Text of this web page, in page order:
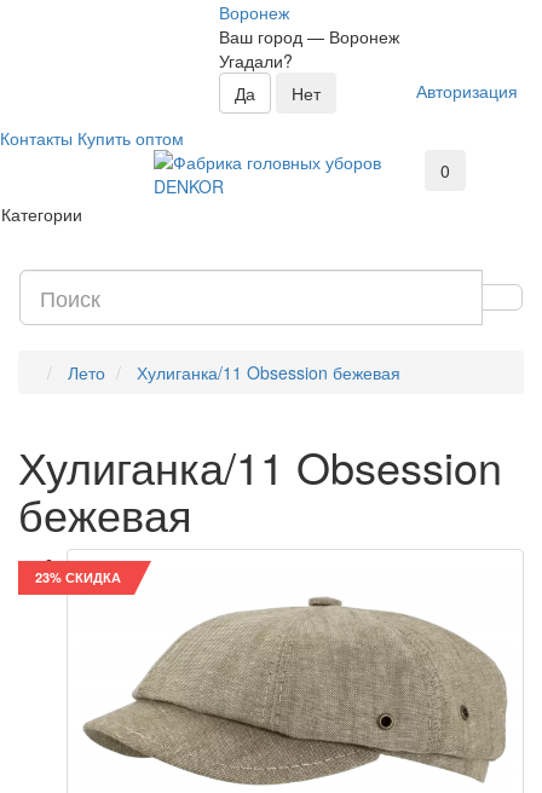
Воронеж
Ваш город — Воронеж
Угадали?
Авторизация
Контакты Купить оптом
0
Категории
Лето Хулиганка/11 Obsession бежевая
Хулиганка/11 Obsession
бежевая
23% СКИДКА